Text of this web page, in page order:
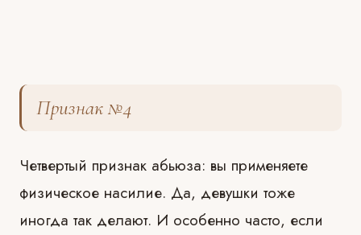
Признак №4
Четвертый признак абьюза: вы применяете
физическое насилие. Да, девушки тоже
иногда так делают. И особенно часто, если